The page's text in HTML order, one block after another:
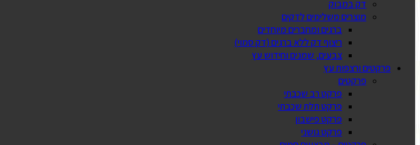
דק במבוק
מוצרים משלימים לדקים
ברגים ומחברים מיוחדים
ריצוף דק ללא ברגים (דק סמוי)
צבעים, שמנים וחידוש עץ
פרקטים ורצפות עץ
פרקטים
פרקט רב שכבתי
פרקט תלת שכבתי
פרקט פישבון
פרקט גושני